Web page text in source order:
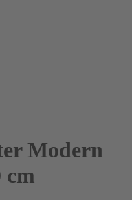
Modern
cm